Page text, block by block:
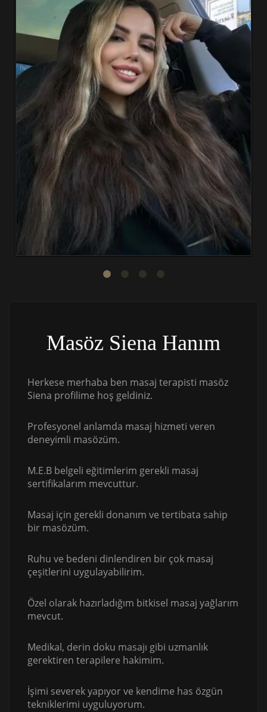
Masöz Siena Hanım
Herkese merhaba ben masaj terapisti masöz
Siena profilime hoş geldiniz.
Profesyonel anlamda masaj hizmeti veren
deneyimli masözüm.
M.E.B belgeli eğitimlerim gerekli masaj
sertifikalarım mevcuttur.
Masaj için gerekli donanım ve tertibata sahip
bir masözüm.
Ruhu ve bedeni dinlendiren bir çok masaj
çeşitlerini uygulayabilirim.
Özel olarak hazırladığım bitkisel masaj yağlarım
mevcut.
Medikal, derin doku masajı gibi uzmanlık
gerektiren terapilere hakimim.
İşimi severek yapıyor ve kendime has özgün
tekniklerimi uyguluyorum.